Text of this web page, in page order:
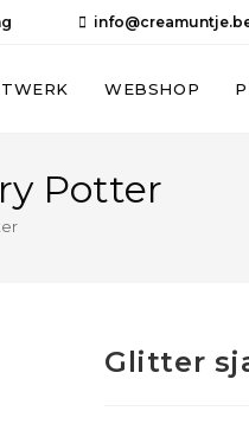
WEBSHOP
Potter
Glitter